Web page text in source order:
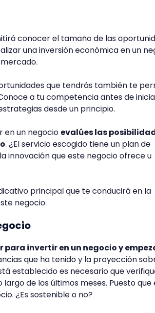
conocer el tamaño de las
una inversión económica en un
que tendrás también te
a tu competencia antes de
desde un principio.
en un negocio evalúes las
. ¿El servicio escogido tiene un plan de
innovación que este negocio ofrece u
principal que te conducirá en la
negocio.
para invertir en un negocio y
que ha tenido y la proyección
establecido es necesario que
de los últimos meses. Puesto que
¿Es sostenible o no?